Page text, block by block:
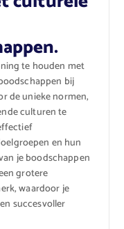
te houden met
bij
de unieke normen,
culturen te
en hun
je boodschappen
grotere
waardoor je
succesvoller